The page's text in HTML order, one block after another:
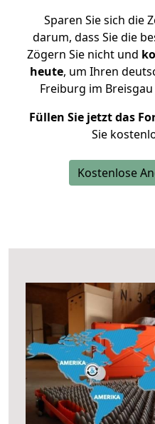
Sparen Sie sich die
darum, dass Sie die
Zögern Sie nicht und
heute, um Ihren
Freiburg im
Füllen Sie jetzt das
Sie
Kostenlose